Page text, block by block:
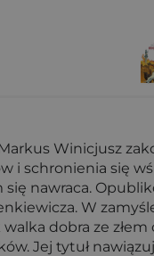
Winicjusz
i schronienia się
nawraca.
W
dobra ze
Jej tytuł